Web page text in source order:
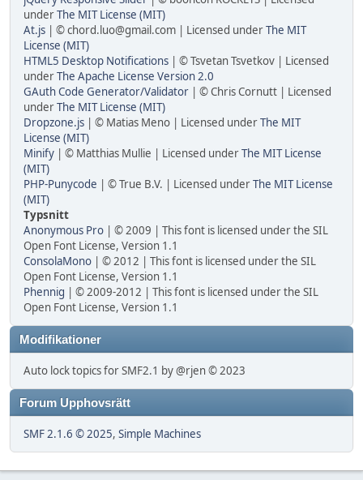
underThe MIT License (MIT)
At.js | © chord.luo@gmail.com | Licensed underThe MIT
License (MIT)
HTML5 Desktop Notifications | © Tsvetan Tsvetkov | Licensed
underThe Apache License Version 2.0
GAuth Code Generator/Validator | © Chris Cornutt | Licensed
underThe MIT License (MIT)
Dropzone.js | © Matias Meno | Licensed underThe MIT
License (MIT)
Minify | © Matthias Mullie | Licensed underThe MIT License
(MIT)
PHP-Punycode | © True B.V. | Licensed underThe MIT License
(MIT)
Typsnitt
Anonymous Pro | © 2009 | This font is licensed under the SIL
Open Font License, Version 1.1
ConsolaMono | © 2012 | This font is licensed under the SIL
Open Font License, Version 1.1
Phennig | © 2009-2012 | This font is licensed under the SIL
Open Font License, Version 1.1
Modifikationer
Auto lock topics for SMF2.1 by @rjen © 2023
Forum Upphovsrätt
SMF 2.1.6 © 2025, Simple Machines